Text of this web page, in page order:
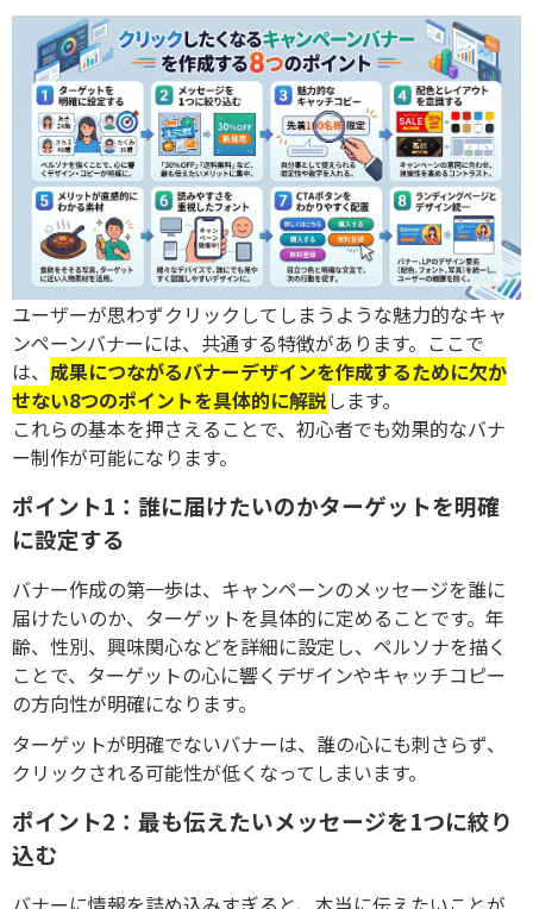
ユーザーが思わずクリックしてしまうような魅力的なキャ
ンペーンバナーには、共通する特徴があります。ここで
は、 成果につながるバナーデザインを作成するために欠か
せない8つのポイントを具体的に解説します。
これらの基本を押さえることで、初心者でも効果的なバナ
ー制作が可能になります。
ポイント1：誰に届けたいのかターゲットを明確
に設定する
バナー作成の第一歩は、キャンペーンのメッセージを誰に
届けたいのか、ターゲットを具体的に定めることです。年
齢、性別、興味関心などを詳細に設定し、ペルソナを描く
ことで、ターゲットの心に響くデザインやキャッチコピー
の方向性が明確になります。
ターゲットが明確でないバナーは、誰の心にも刺さらず、
クリックされる可能性が低くなってしまいます。
ポイント2：最も伝えたいメッセージを1つに絞り
込む